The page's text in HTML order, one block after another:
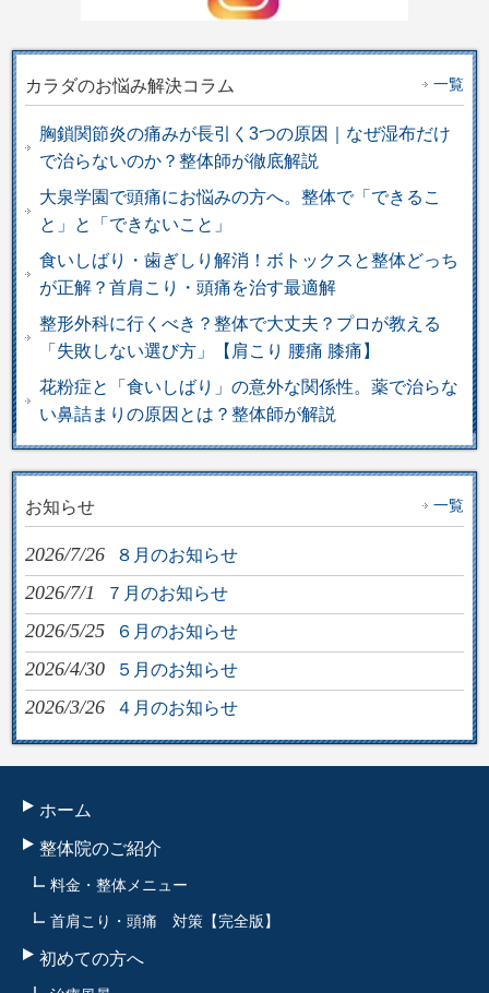
カラダのお悩み解決コラム 一覧
胸鎖関節炎の痛みが長引く3つの原因｜なぜ湿布だけ
で治らないのか？整体師が徹底解説
大泉学園で頭痛にお悩みの方へ。整体で「できるこ
と」と「できないこと」
食いしばり・歯ぎしり解消！ボトックスと整体どっち
が正解？首肩こり・頭痛を治す最適解
整形外科に行くべき？整体で大丈夫？プロが教える
「失敗しない選び方」【肩こり 腰痛 膝痛】
花粉症と「食いしばり」の意外な関係性。薬で治らな
い鼻詰まりの原因とは？整体師が解説
お知らせ 一覧
2026/7/26 ８月のお知らせ
2026/7/1 ７月のお知らせ
2026/5/25 ６月のお知らせ
2026/4/30 ５月のお知らせ
2026/3/26 ４月のお知らせ
ホーム
整体院のご紹介
料金・整体メニュー
首肩こり・頭痛 対策【完全版】
初めての方へ